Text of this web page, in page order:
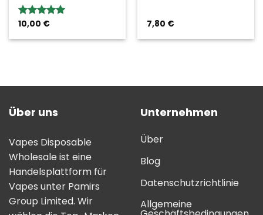
Bewertung:
10,00 € 7,80 €
Über uns
Vapes Disposable
Wholesale ist eine
Handelsplattform für
Vapes unter Pamirs
Group Limited. Wir
Unternehmen
Über
Blog
Datenschutzrichtlinie
Allgemeine